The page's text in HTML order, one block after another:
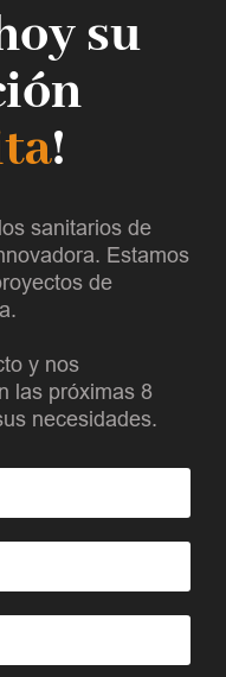
su
!
sanitarios de
Estamos
de
y nos
las próximas 8
necesidades.